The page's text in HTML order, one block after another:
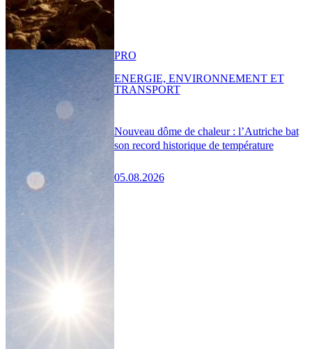
Nouveau dôme de chaleur : l’Autriche bat
son record historique de température
05.08.2026
PRO
ENERGIE, ENVIRONNEMENT ET
TRANSPORT